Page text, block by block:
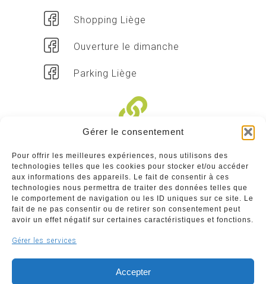
Gérer le consentement
Pour offrir les meilleures expériences, nous utilisons des
technologies telles que les cookies pour stocker et/ou accéder
aux informations des appareils. Le fait de consentir à ces
technologies nous permettra de traiter des données telles que
le comportement de navigation ou les ID uniques sur ce site. Le
fait de ne pas consentir ou de retirer son consentement peut
avoir un effet négatif sur certaines caractéristiques et fonctions.
Gérer les services
Accepter
Shopping Liège
Ouverture le dimanche
Parking Liège
Commerçants
Annuaire des commerçants : insérez gratuitement
votre activité dans notre annuaire sur notre site ci-
dessous